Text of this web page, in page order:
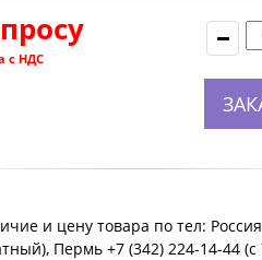
с НДС
и цену товара по тел:
Пермь +7 (342) 224-14-44